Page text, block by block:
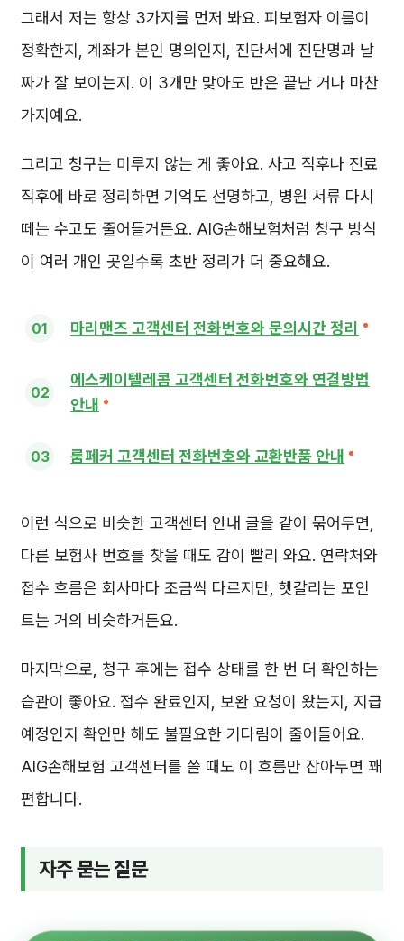
그래서 저는 항상 3가지를 먼저 봐요. 피보험자 이름이
정확한지, 계좌가 본인 명의인지, 진단서에 진단명과 날
짜가 잘 보이는지. 이 3개만 맞아도 반은 끝난 거나 마찬
가지예요.
그리고 청구는 미루지 않는 게 좋아요. 사고 직후나 진료
직후에 바로 정리하면 기억도 선명하고, 병원 서류 다시
떼는 수고도 줄어들거든요. AIG손해보험처럼 청구 방식
이 여러 개인 곳일수록 초반 정리가 더 중요해요.
마리맨즈 고객센터 전화번호와 문의시간 정리
에스케이텔레콤 고객센터 전화번호와 연결방법
안내
룸페커 고객센터 전화번호와 교환반품 안내
이런 식으로 비슷한 고객센터 안내 글을 같이 묶어두면,
다른 보험사 번호를 찾을 때도 감이 빨리 와요. 연락처와
접수 흐름은 회사마다 조금씩 다르지만, 헷갈리는 포인
트는 거의 비슷하거든요.
마지막으로, 청구 후에는 접수 상태를 한 번 더 확인하는
습관이 좋아요. 접수 완료인지, 보완 요청이 왔는지, 지급
예정인지 확인만 해도 불필요한 기다림이 줄어들어요.
AIG손해보험 고객센터를 쓸 때도 이 흐름만 잡아두면 꽤
편합니다.
자주 묻는 질문